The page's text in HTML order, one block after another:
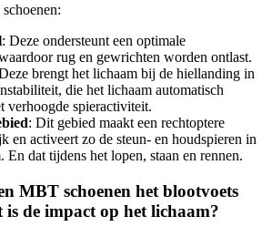
: Deze ondersteunt een optimale
rug en gewrichten worden ontlast.
brengt het lichaam bij de hiellanding in
die het lichaam automatisch
verhoogde spieractiviteit.
: Dit gebied maakt een rechtoptere
en activeert zo de steun- en houdspieren in
En dat tijdens het lopen, staan en rennen.
MBT schoenen het blootvoets
is de impact op het lichaam?